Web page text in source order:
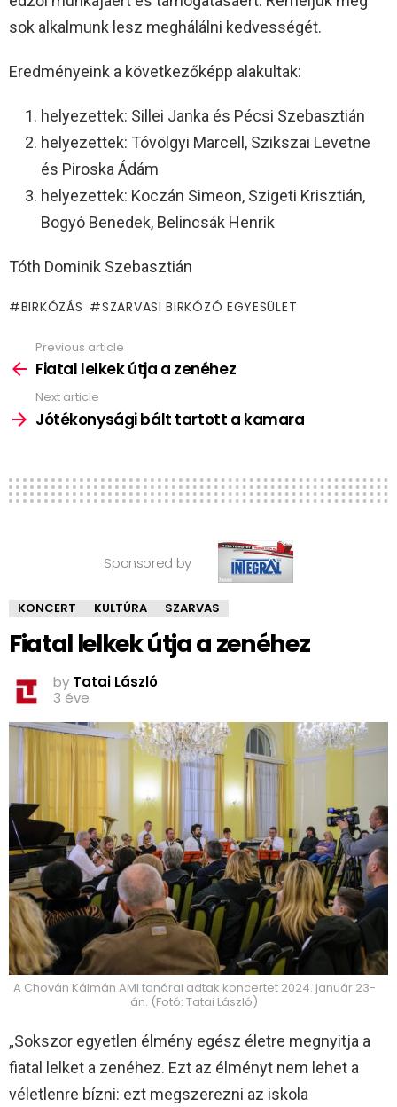
sok alkalmunk lesz meghálálni kedvességét.
Eredményeink a következőképp alakultak:
helyezettek: Sillei Janka és Pécsi Szebasztián
helyezettek: Tóvölgyi Marcell, Szikszai Levetne
és Piroska Ádám
helyezettek: Koczán Simeon, Szigeti Krisztián,
Bogyó Benedek, Belincsák Henrik
Tóth Dominik Szebasztián
BIRKÓZÁS SZARVASI BIRKÓZÓ EGYESÜLET
more
Previous article
Fiatal lelkek útja a zenéhez
Next article
Jótékonysági bált tartott a kamara
Sponsored by
KONCERT KULTÚRA SZARVAS
Fiatal lelkek útja a zenéhez
by Tatai László
3 éve
A Chován Kálmán AMI tanárai adtak koncertet 2024. január 23-
án. (Fotó: Tatai László)
„Sokszor egyetlen élmény egész életre megnyitja a
fiatal lelket a zenéhez. Ezt az élményt nem lehet a
véletlenre bízni: ezt megszerezni az iskola